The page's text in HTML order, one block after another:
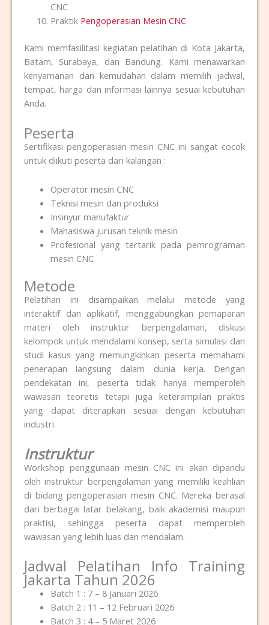
CNC
Praktik Pengoperasian Mesin CNC
Kami memfasilitasi kegiatan pelatihan di Kota Jakarta,
Batam, Surabaya, dan Bandung. Kami menawarkan
kenyamanan dan kemudahan dalam memilih jadwal,
tempat, harga dan informasi lainnya sesuai kebutuhan
Anda.
Peserta
Sertifikasi pengoperasian mesin CNC ini sangat cocok
untuk diikuti peserta dari kalangan :
Operator mesin CNC
Teknisi mesin dan produksi
Insinyur manufaktur
Mahasiswa jurusan teknik mesin
Profesional yang tertarik pada pemrograman
mesin CNC
Metode
Pelatihan ini disampaikan melalui metode yang
interaktif dan aplikatif, menggabungkan pemaparan
materi oleh instruktur berpengalaman, diskusi
kelompok untuk mendalami konsep, serta simulasi dan
studi kasus yang memungkinkan peserta memahami
penerapan langsung dalam dunia kerja. Dengan
pendekatan ini, peserta tidak hanya memperoleh
wawasan teoretis tetapi juga keterampilan praktis
yang dapat diterapkan sesuai dengan kebutuhan
industri.
Instruktur
Workshop penggunaan mesin CNC ini akan dipandu
oleh instruktur berpengalaman yang memiliki keahlian
di bidang pengoperasian mesin CNC. Mereka berasal
dari berbagai latar belakang, baik akademisi maupun
praktisi, sehingga peserta dapat memperoleh
wawasan yang lebih luas dan mendalam.
Jadwal Pelatihan Info Training
Jakarta Tahun 2026
Batch 1 : 7 – 8 Januari 2026
Batch 2 : 11 – 12 Februari 2026
Batch 3 : 4 – 5 Maret 2026